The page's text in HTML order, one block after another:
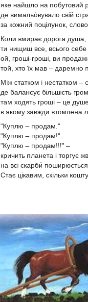
яке найшло на побутовий
де вимальо́вувало свій
за кожний поцілунок,
Коли вмирає дорога душа,
ти нищиш все, всього
ой, гроші-гроші, ви
той, хто їх мав – даремно
Між статком і нестатком –
де балансує більшість
там ходять гроші – це
в якому завжди втомлена
"Куплю – продам."
"Куплю – продам!"
"Куплю – продам!!!" –
кричить планета і торгує
на всі скарби́
Стає цікавим, скільки